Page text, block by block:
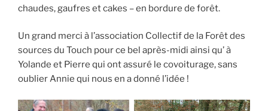
chaudes, gaufres et cakes – en bordure de forêt.
Un grand merci à l’association Collectif de la Forêt des
sources du Touch pour ce bel après-midi ainsi qu’ à
Yolande et Pierre qui ont assuré le covoiturage, sans
oublier Annie qui nous en a donné l’idée !